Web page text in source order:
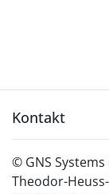
Kontakt
© GNS
Theodor-